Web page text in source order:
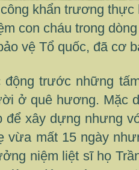
khẩn trương
con cháu trong
vệ Tổ quốc, đã cơ
trước những tấm
ở quê hương. Mặc
để xây dựng nhưng
vừa mất 15 ngày
niệm liệt sĩ họ